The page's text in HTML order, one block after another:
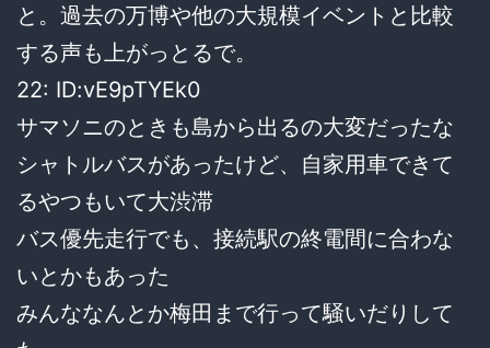
と。過去の万博や他の大規模イベントと比較
する声も上がっとるで。
22: ID:vE9pTYEk0
サマソニのときも島から出るの大変だったな
シャトルバスがあったけど、自家用車できて
るやつもいて大渋滞
バス優先走行でも、接続駅の終電間に合わな
いとかもあった
みんななんとか梅田まで行って騒いだりして